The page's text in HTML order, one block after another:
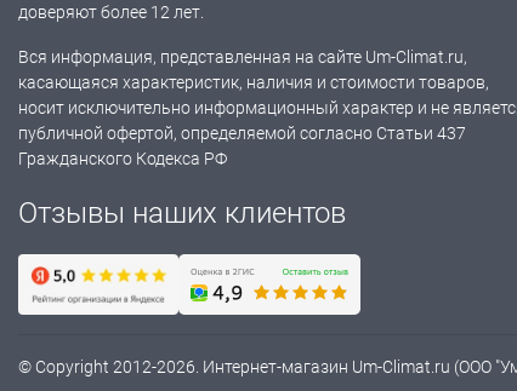
доверяют более 12 лет.
Вся информация, представленная на сайте Um-Climat.ru,
касающаяся характеристик, наличия и стоимости товаров,
носит исключительно информационный характер и не
публичной офертой, определяемой согласно Статьи 437
Гражданского Кодекса РФ
Отзывы наших клиентов
© Copyright 2012-2026. Интернет-магазин Um-Climat.ru (ООО